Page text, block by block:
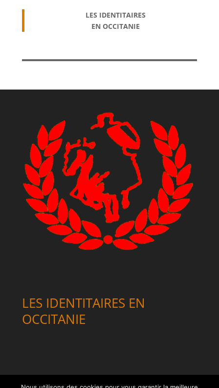
LES IDENTITAIRES
EN OCCITANIE
LES IDENTITAIRES EN
OCCITANIE